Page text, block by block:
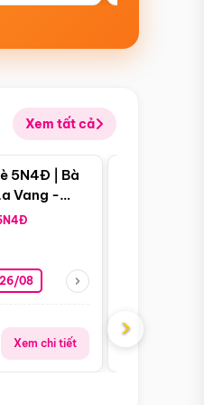
Xem tất cả
12/09
Điểm nổi bật
5N4Đ | Bà
Vang -
26/08
Xem chi tiết
Giá từ:
›